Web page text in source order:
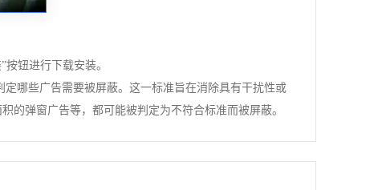
钮进行下载安装。
定哪些广告需要被屏蔽。这一标准旨在消除具有干扰性或
的弹窗广告等，都可能被判定为不符合标准而被屏蔽。